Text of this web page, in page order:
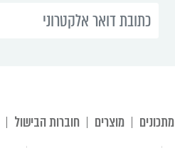
מתכונים מוצרים חוברות הבישול